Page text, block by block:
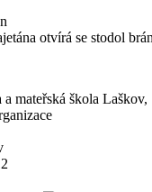
otvírá se stodol
mateřská škola Laškov,